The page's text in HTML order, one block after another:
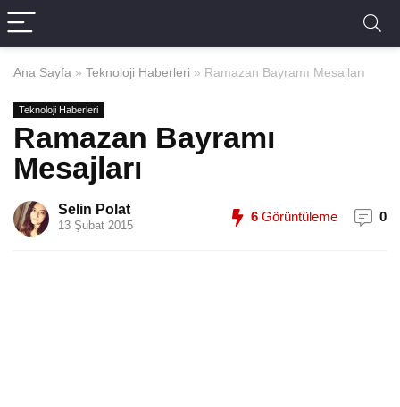
Ana Sayfa » Teknoloji Haberleri » Ramazan Bayramı Mesajları
Teknoloji Haberleri
Ramazan Bayramı
Mesajları
Selin Polat
13 Şubat 2015
6 Görüntüleme 0